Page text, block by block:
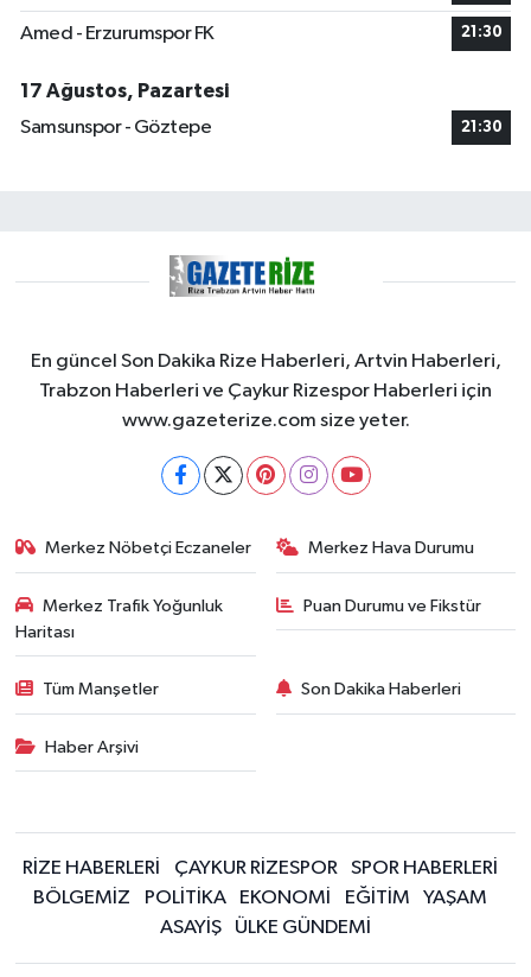
Amed - Erzurumspor FK 21:30
17 Ağustos, Pazartesi
Samsunspor - Göztepe
21:30
En güncel Son Dakika Rize Haberleri, Artvin Haberleri,
Trabzon Haberleri ve Çaykur Rizespor Haberleri için
www.gazeterize.com size yeter.
Merkez Nöbetçi Eczaneler Merkez Hava Durumu
Merkez Trafik Yoğunluk
Haritası
Puan Durumu ve Fikstür
Tüm Manşetler Son Dakika Haberleri
Haber Arşivi
RİZE HABERLERİ ÇAYKUR RİZESPOR
SPOR HABERLERİ
BÖLGEMİZ
POLİTİKA EKONOMİ EĞİTİM
YAŞAM
ASAYİŞ
ÜLKE GÜNDEMİ